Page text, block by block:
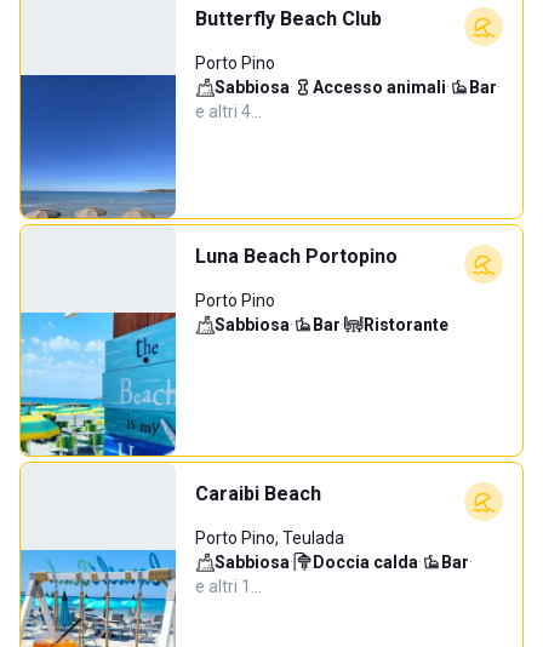
Butterfly Beach Club
Porto Pino
Sabbiosa· Accesso animali· Bar·
e altri 4…
Luna Beach Portopino
Porto Pino
Sabbiosa· Bar· Ristorante
Caraibi Beach
Porto Pino, Teulada
Sabbiosa· Doccia calda· Bar·
e altri 1…